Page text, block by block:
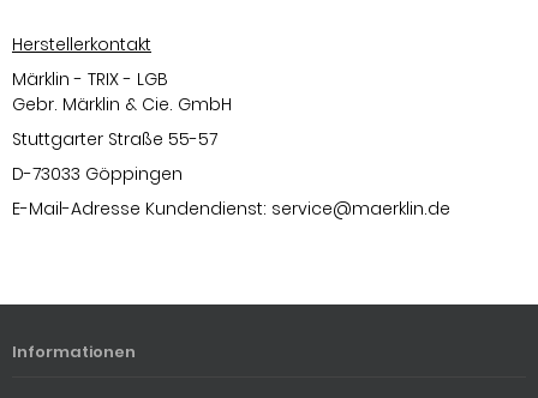
Herstellerkontakt
Märklin - TRIX - LGB
Gebr. Märklin & Cie. GmbH
Stuttgarter Straße 55-57
D-73033 Göppingen
E-Mail-Adresse Kundendienst: service@maerklin.de
Informationen